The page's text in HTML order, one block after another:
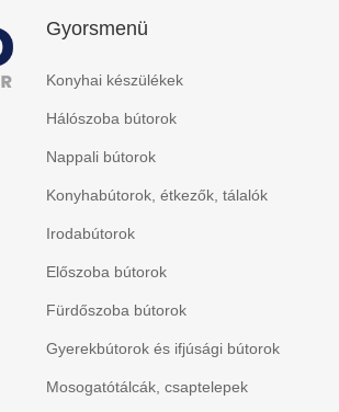
Gyorsmenü
Konyhai készülékek
Hálószoba bútorok
Nappali bútorok
Konyhabútorok, étkezők, tálalók
Irodabútorok
Előszoba bútorok
Fürdőszoba bútorok
Gyerekbútorok és ifjúsági bútorok
Mosogatótálcák, csaptelepek